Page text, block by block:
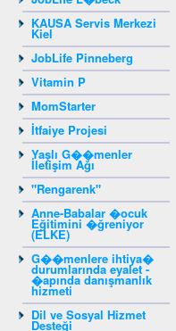
KAUSA Servis Merkezi
Kiel
JobLife Pinneberg
Vitamin P
MomStarter
İtfaiye Projesi
Yaşlı G��menler
İletişim Ağı
"Rengarenk"
Anne-Babalar �ocuk
Eğitimini �ğreniyor
(ELKE)
G��menlere ihtiya�
durumlarında eyalet -
�apında danışmanlık
hizmeti
Dil ve Sosyal Hizmet
Desteği